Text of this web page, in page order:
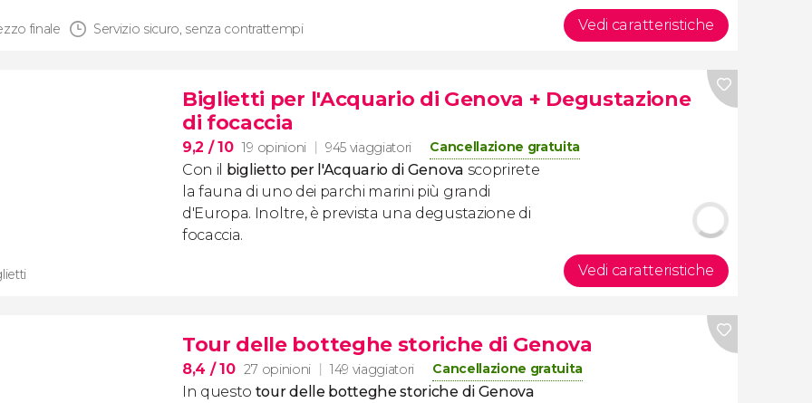
finale Servizio sicuro, senza contrattempi Vedi caratteristiche
Biglietti per l'Acquario di Genova + Degustazione
di focaccia
9,2 / 10 19 opinioni 945 viaggiatori Cancellazione gratuita
Con il biglietto per l'Acquario di Genova scoprirete
la fauna di uno dei parchi marini più grandi
d'Europa. Inoltre, è prevista una degustazione di
focaccia.
Vedi caratteristiche
Tour delle botteghe storiche di Genova
8,4 / 10 27 opinioni 149 viaggiatori Cancellazione gratuita
In questo tour delle botteghe storiche di Genova